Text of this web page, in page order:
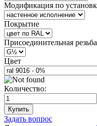
Модификация по
Покрытие
Присоединительная
Цвет
Количество:
Купить
Задать вопрос